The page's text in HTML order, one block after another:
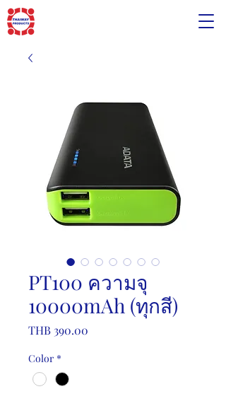
PT100 ความจุ
10000mAh (ทุกสี)
THB 390.00
Color *